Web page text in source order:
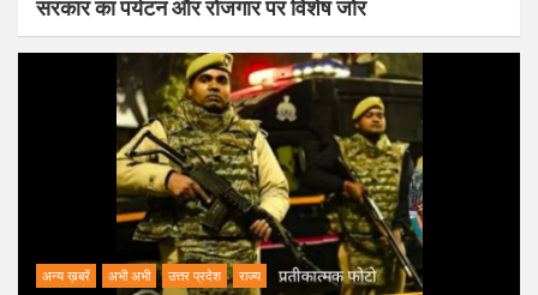
सरकार का पर्यटन और रोजगार पर विशेष जोर
अन्य ख़बरें अभी अभी उत्तर प्रदेश राज्य